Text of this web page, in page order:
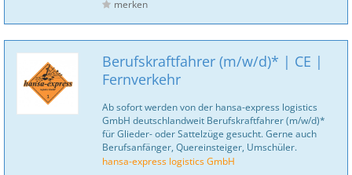
merken
Berufskraftfahrer (m/w/d)* | CE |
Fernverkehr
Ab sofort werden von der hansa-express logistics
GmbH deutschlandweit Berufskraftfahrer (m/w/d)*
für Glieder- oder Sattelzüge gesucht. Gerne auch
Berufsanfänger, Quereinsteiger, Umschüler.
hansa-express logistics GmbH